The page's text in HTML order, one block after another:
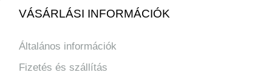
VÁSÁRLÁSI INFORMÁCIÓK
Általános információk
Fizetés és szállítás